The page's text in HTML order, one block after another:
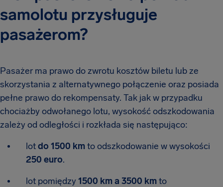
samolotu przysługuje
pasażerom?
Pasażer ma prawo do zwrotu kosztów biletu lub ze
skorzystania z alternatywnego połączenie oraz posiada
pełne prawo do rekompensaty. Tak jak w przypadku
chociażby odwołanego lotu, wysokość odszkodowania
zależy od odległości i rozkłada się następująco:
lotdo 1500 kmto odszkodowanie w wysokości
250 euro.
lot pomiędzy1500 km a 3500 kmto